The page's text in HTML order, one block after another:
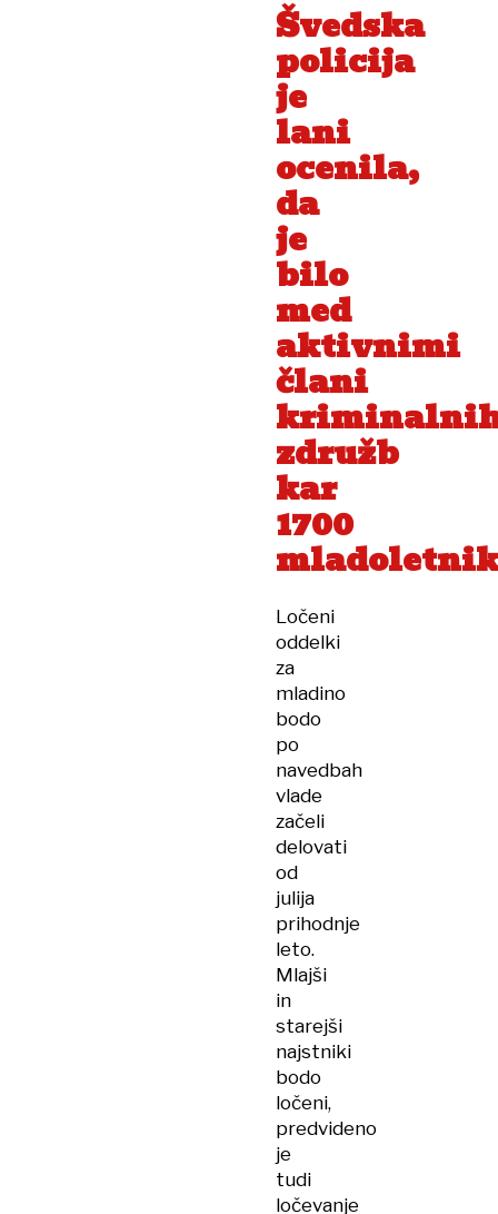
Švedska
policija
je
lani
ocenila,
da
je
bilo
med
aktivnimi
člani
združb
kar
1700
Ločeni
oddelki
za
mladino
bodo
po
navedbah
vlade
začeli
delovati
od
julija
prihodnje
leto.
Mlajši
in
starejši
najstniki
bodo
ločeni,
predvideno
je
tudi
ločevanje